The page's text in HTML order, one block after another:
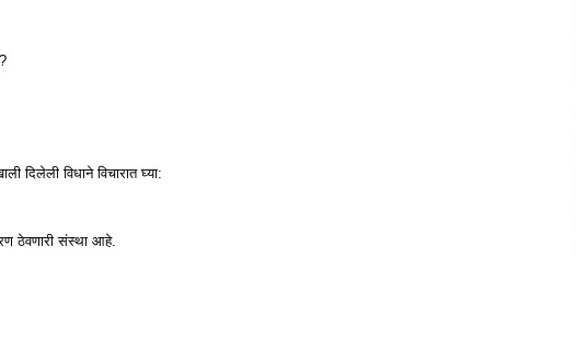
दिलेली विधाने विचारात घ्या:
ठेवणारी संस्था आहे.